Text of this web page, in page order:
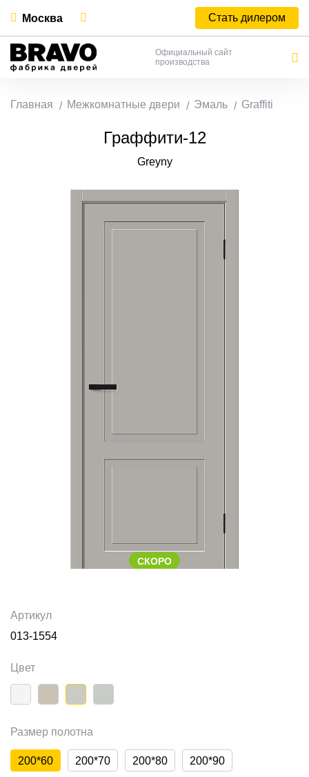
Москва Стать дилером
Официальный сайт
производства
Главная Межкомнатные двери Эмаль Graffiti
Граффити-12
Greyny
СКОРО
Артикул
013-1554
Цвет
Размер полотна
200*60 200*70 200*80 200*90